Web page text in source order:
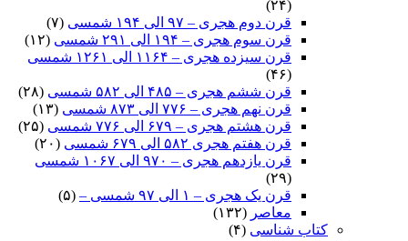
(۲۴)
قرن دوم هجری – ۹۷ الی ۱۹۴ شمسی
(۷)
قرن سوم هجری – ۱۹۴ الی ۲۹۱ شمسی
(۱۲)
قرن سیزده هجری – ۱۱۶۴ الی ۱۲۶۱ شمسی
(۴۶)
قرن ششم هجری – ۴۸۵ الی ۵۸۲ شمسی
(۲۸)
قرن نهم هجری – ۷۷۶ الی ۸۷۳ شمسی
(۱۳)
قرن هشتم هجری – ۶۷۹ الی ۷۷۶ شمسی
(۲۵)
قرن هفتم هجری ۵۸۲ الی ۶۷۹ شمسی
(۲۰)
قرن یازدهم هجری – ۹۷۰ الی ۱۰۶۷ شمسی
(۲۹)
قرن یک هجری – ۱ الی ۹۷ شمسی –
(۵)
معاصر (۱۳۲)
کتاب شناسی (۴)